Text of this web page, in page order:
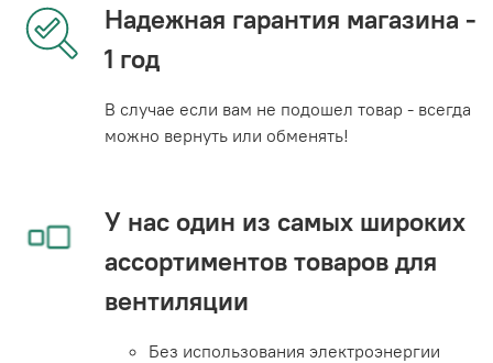
Надежная гарантия магазина -
1 год
В случае если вам не подошел товар - всегда
можно вернуть или обменять!
У нас один из самых широких
ассортиментов товаров для
вентиляции
Без использования электроэнергии